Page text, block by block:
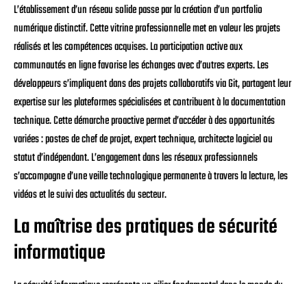
L’établissement d’un réseau solide passe par la création d’un portfolio
numérique distinctif. Cette vitrine professionnelle met en valeur les projets
réalisés et les compétences acquises. La participation active aux
communautés en ligne favorise les échanges avec d’autres experts. Les
développeurs s’impliquent dans des projets collaboratifs via Git, partagent leur
expertise sur les plateformes spécialisées et contribuent à la documentation
technique. Cette démarche proactive permet d’accéder à des opportunités
variées : postes de chef de projet, expert technique, architecte logiciel ou
statut d’indépendant. L’engagement dans les réseaux professionnels
s’accompagne d’une veille technologique permanente à travers la lecture, les
vidéos et le suivi des actualités du secteur.
La maîtrise des pratiques de sécurité
informatique